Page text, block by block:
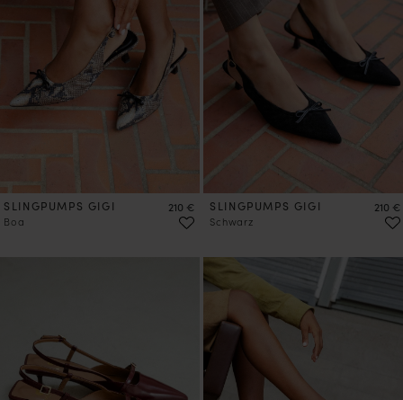
SLINGPUMPS GIGI
Boa
Preis
210 € SLINGPUMPS GIGI
Schwarz
Preis
210 €
VORBESTELLEN